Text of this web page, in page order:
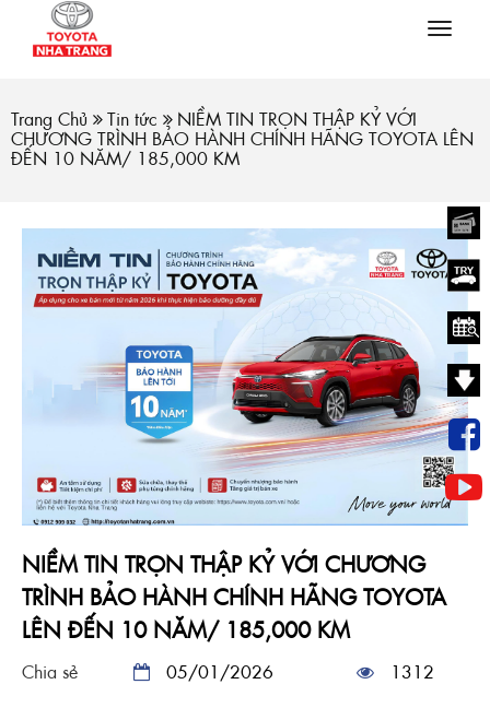
Trang Chủ Tin tức
NIỀM TIN TRỌN THẬP KỶ VỚI
CHƯƠNG TRÌNH BẢO HÀNH CHÍNH HÃNG TOYOTA LÊN
ĐẾN 10 NĂM/ 185,000 KM
NIỀM TIN TRỌN THẬP KỶ VỚI CHƯƠNG
TRÌNH BẢO HÀNH CHÍNH HÃNG TOYOTA
LÊN ĐẾN 10 NĂM/ 185,000 KM
Chia sẻ 05/01/2026 1312